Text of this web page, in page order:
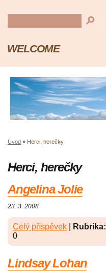
WELCOME
Úvod » Herci, herečky
Herci, herečky
Angelina Jolie
23. 3. 2008
Celý příspěvek Rubrika:
0
Lindsay Lohan